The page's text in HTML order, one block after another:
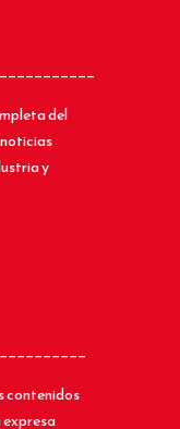
del
y
contenidos